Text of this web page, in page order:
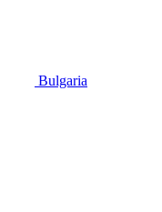
Bulgaria